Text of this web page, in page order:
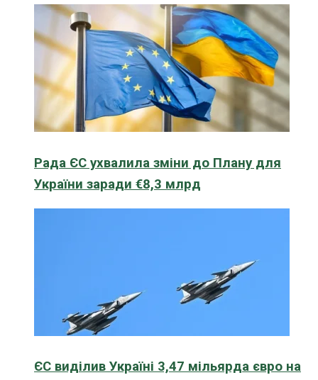
Рада ЄС ухвалила зміни до Плану для
України заради €8,3 млрд
ЄС виділив Україні 3,47 мільярда євро на